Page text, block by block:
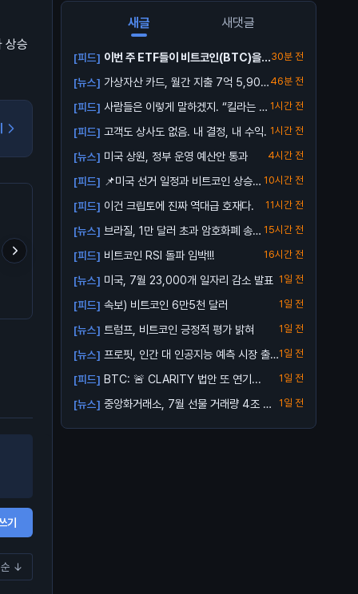
상승
치 프리미엄 거의다 빠졌해외애들도 코인분석 개판
인건 똑같음
윗구간에 매물 잔뜩 깔
기
순 ↓
새글 새댓글
[피드] 이번 주 ETF들이 비트코인(BTC)을
8억 ...
30분 전
[뉴스] 가상자산 카드, 월간 지출 7억 5,900
만 ...
46분 전
[피드] 사람들은 이렇게 말하겠지. “킬라는 B
TC 롱...
1시간 전
[피드] 고객도 상사도 없음. 내 결정, 내 수익. 1시간 전
[뉴스] 미국 상원, 정부 운영 예산안 통과 4시간 전
[피드] 📌미국 선거 일정과 비트코인 상승세
사이의 상...
10시간 전
[피드] 이건 크립토에 진짜 역대급 호재다. 11시간 전
[뉴스] 브라질, 1만 달러 초과 암호화폐 송금
지연 ...
15시간 전
[피드] 비트코인 RSI 돌파 임박!!! 16시간 전
[뉴스] 미국, 7월 23,000개 일자리 감소 발표 1일 전
[피드] 속보) 비트코인 6만5천 달러 1일 전
[뉴스] 트럼프, 비트코인 긍정적 평가 밝혀 1일 전
[뉴스] 프로핏, 인간 대 인공지능 예측 시장 출
1일 전
[피드] BTC: 🚨 CLARITY 법안 또 연기... 1일 전
[뉴스] 중앙화거래소, 7월 선물 거래량 4조 달
1일 전